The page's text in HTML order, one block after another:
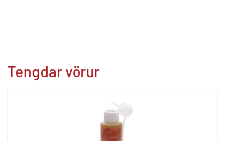
Tengdar vörur